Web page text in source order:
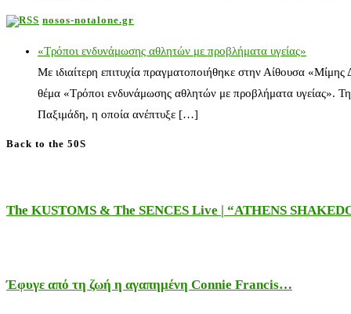
nosos-notalone.gr
«Τρόποι ενδυνάμωσης αθλητών με προβλήματα υγείας»
Με ιδιαίτερη επιτυχία πραγματοποιήθηκε στην Αίθουσα
θέμα «Τρόποι ενδυνάμωσης αθλητών με προβλήματα υγείας».
Παξιμάδη, η οποία ανέπτυξε […]
Back to the 50S
The KUSTOMS & The SENCES Live | “ATHENS
Έφυγε από τη ζωή η αγαπημένη Connie Francis…